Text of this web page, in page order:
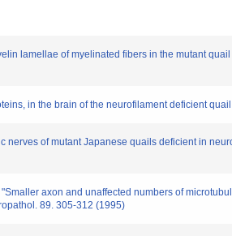
lamellae of myelinated fibers in the mutant
in the brain of the neurofilament deficient
of mutant Japanese quails deficient in
axon and unaffected numbers of
89. 305-312 (1995)